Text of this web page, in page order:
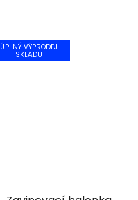
ÚPLNÝ VÝPRODEJ
SKLADU